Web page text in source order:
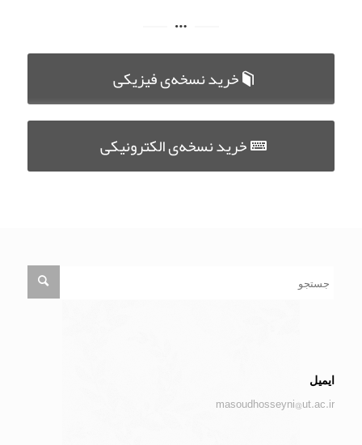
خرید نسخه‌ی فیزیکی
خرید نسخه‌ی الکترونیکی
ایمیل
masoudhosseyni@ut.ac.ir